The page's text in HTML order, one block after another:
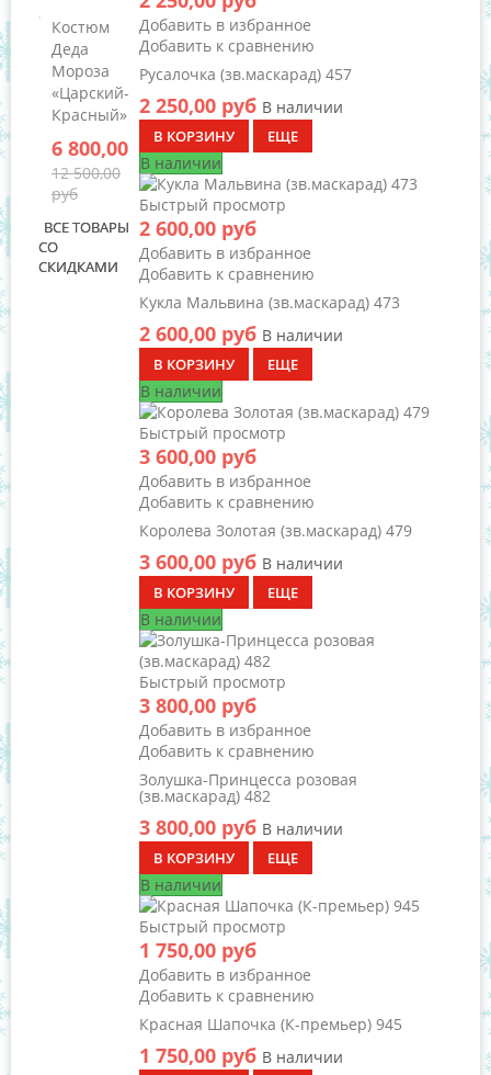
Костюм
Деда
Мороза
«Царский-
Красный»
6 800,00 руб
12 500,00
руб
ВСЕ ТОВАРЫ
СО
СКИДКАМИ
Добавить в избранное
Добавить к сравнению
Русалочка (зв.маскарад) 457
2 250,00 руб В наличии
В КОРЗИНУ ЕЩЕ
В наличии
Быстрый просмотр
2 600,00 руб
Добавить в избранное
Добавить к сравнению
Кукла Мальвина (зв.маскарад) 473
2 600,00 руб В наличии
В КОРЗИНУ ЕЩЕ
В наличии
Быстрый просмотр
3 600,00 руб
Добавить в избранное
Добавить к сравнению
Королева Золотая (зв.маскарад) 479
3 600,00 руб В наличии
В КОРЗИНУ ЕЩЕ
В наличии
Быстрый просмотр
3 800,00 руб
Добавить в избранное
Добавить к сравнению
Золушка-Принцесса розовая
(зв.маскарад) 482
3 800,00 руб В наличии
В КОРЗИНУ ЕЩЕ
В наличии
Быстрый просмотр
1 750,00 руб
Добавить в избранное
Добавить к сравнению
Красная Шапочка (К-премьер) 945
1 750,00 руб В наличии